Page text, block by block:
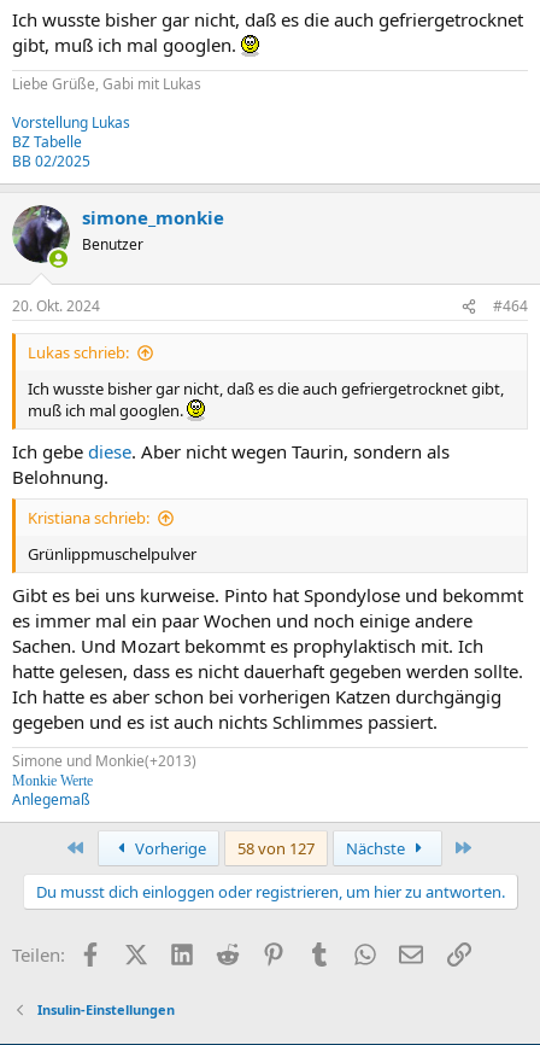
Ich wusste bisher gar nicht, daß es die auch gefriergetrocknet
gibt, muß ich mal googlen.
Liebe Grüße, Gabi mit Lukas
Vorstellung Lukas
BZ Tabelle
BB 02/2025
simone_monkie
Benutzer
20. Okt. 2024 #464
Lukas schrieb:
Ich wusste bisher gar nicht, daß es die auch gefriergetrocknet gibt,
muß ich mal googlen.
Ich gebe diese. Aber nicht wegen Taurin, sondern als
Belohnung.
Kristiana schrieb:
Grünlippmuschelpulver
Gibt es bei uns kurweise. Pinto hat Spondylose und bekommt
es immer mal ein paar Wochen und noch einige andere
Sachen. Und Mozart bekommt es prophylaktisch mit. Ich
hatte gelesen, dass es nicht dauerhaft gegeben werden sollte.
Ich hatte es aber schon bei vorherigen Katzen durchgängig
gegeben und es ist auch nichts Schlimmes passiert.
Simone und Monkie(+2013)
Monkie Werte
Anlegemaß
Erste Vorherige 58 von 127 Nächste
Du musst dich einloggen oder registrieren, um hier zu antworten.
Teilen: FacebookX (Twitter)
LinkedIn
Reddit PinterestTumblr WhatsApp
E-MailLink
Insulin-Einstellungen